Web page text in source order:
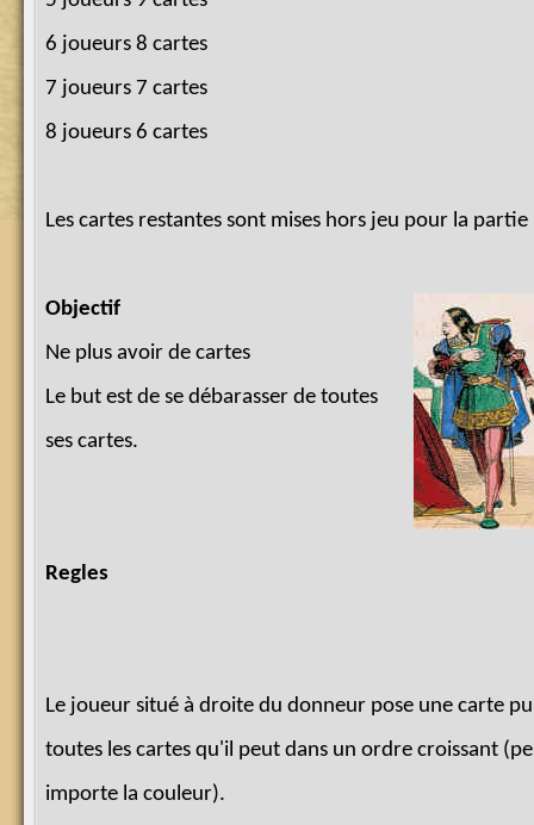
6 joueurs 8 cartes
7 joueurs 7 cartes
8 joueurs 6 cartes
Les cartes restantes sont mises hors jeu pour la partie
Objectif
Ne plus avoir de cartes
Le but est de se débarasser de toutes
ses cartes.
Regles
Le joueur situé à droite du donneur pose une carte
toutes les cartes qu'il peut dans un ordre croissant
importe la couleur).